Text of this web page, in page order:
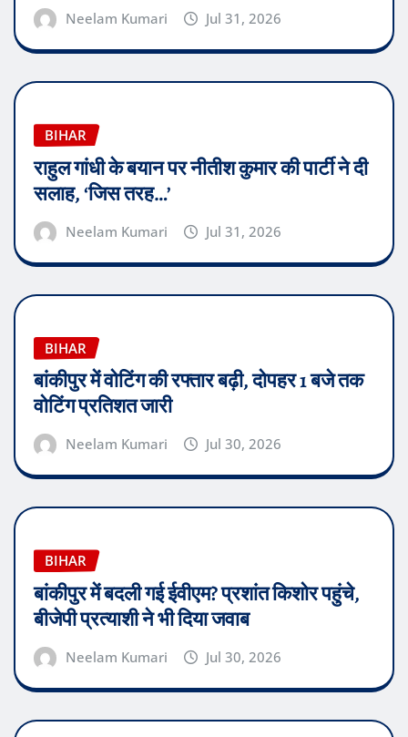
Neelam Kumari Jul 31, 2026
BIHAR
राहुल गांधी के बयान पर नीतीश कुमार की पार्टी ने दी
सलाह, ‘जिस तरह…’
Neelam Kumari Jul 31, 2026
BIHAR
बांकीपुर में वोटिंग की रफ्तार बढ़ी, दोपहर 1 बजे तक
वोटिंग प्रतिशत जारी
Neelam Kumari Jul 30, 2026
BIHAR
बांकीपुर में बदली गई ईवीएम? प्रशांत किशोर पहुंचे,
बीजेपी प्रत्याशी ने भी दिया जवाब
Neelam Kumari Jul 30, 2026